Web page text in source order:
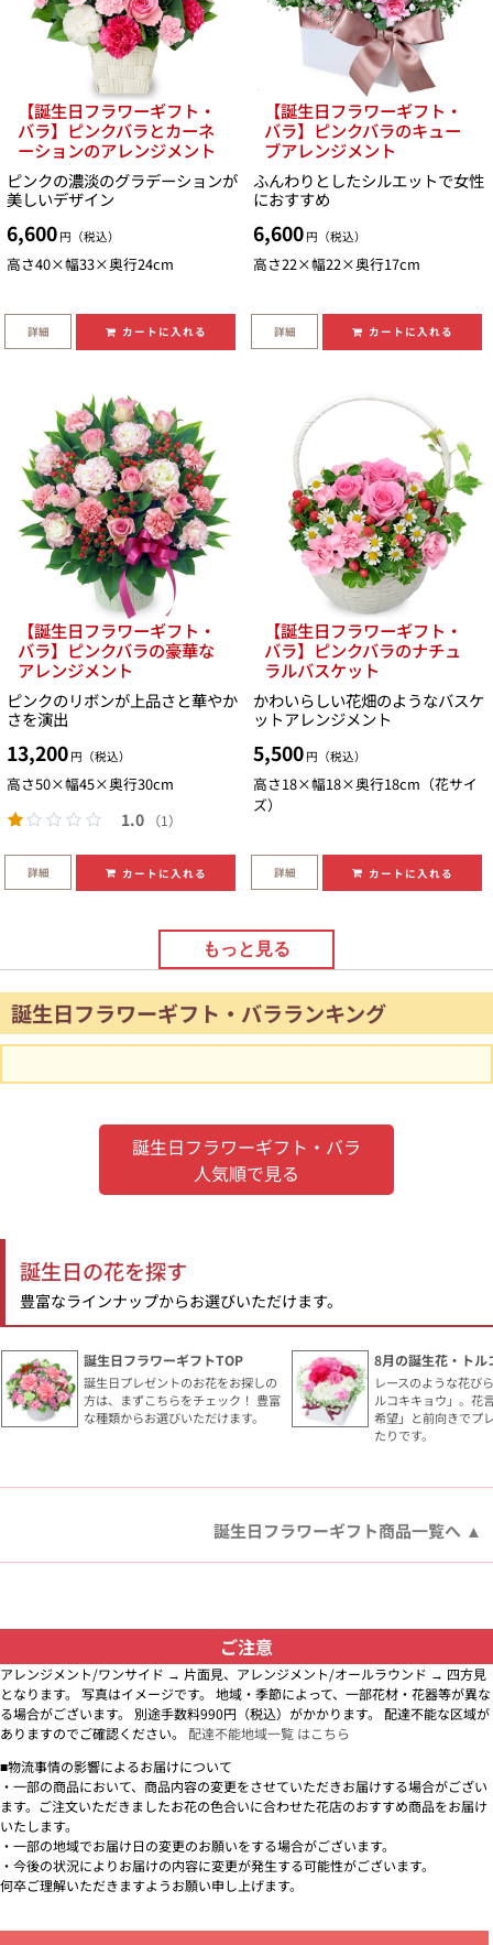
【誕生日フラワーギフト・
バラ】ピンクバラとカーネ
ーションのアレンジメント
ピンクの濃淡のグラデーションが
美しいデザイン
6,600 円（税込）
高さ40×幅33×奥行24cm
詳細 カートに入れる
【誕生日フラワーギフト・
バラ】ピンクバラのキュー
ブアレンジメント
ふんわりとしたシルエットで女性
におすすめ
6,600 円（税込）
高さ22×幅22×奥行17cm
詳細 カートに入れる
【誕生日フラワーギフト・
バラ】ピンクバラの豪華な
アレンジメント
ピンクのリボンが上品さと華やか
さを演出
13,200 円（税込）
高さ50×幅45×奥行30cm
1.0 （1）
詳細 カートに入れる
【誕生日フラワーギフト・
バラ】ピンクバラのナチュ
ラルバスケット
かわいらしい花畑のようなバスケ
ットアレンジメント
5,500 円（税込）
高さ18×幅18×奥行18cm（花サイ
ズ）
詳細 カートに入れる
もっと見る
誕生日フラワーギフト・バラランキング
誕生日フラワーギフト・バラ
人気順で見る
誕生日の花を探す
豊富なラインナップからお選びいただけます。
誕生日フラワーギフトTOP
誕生日プレゼントのお花をお探しの
方は、まずこちらをチェック！ 豊富
な種類からお選びいただけます。
8月の誕生花・トル
レースのような花び
ルコキキョウ」。花
希望」と前向きでプ
たりです。
誕生日フラワーギフト商品一覧へ
ご注意
アレンジメント/ワンサイド → 片面見、アレンジメント/オールラウンド → 四方見
となります。 写真はイメージです。 地域・季節によって、一部花材・花器等が異な
る場合がございます。 別途手数料990円（税込）がかかります。 配達不能な区域が
ありますのでご確認ください。 配達不能地域一覧 はこちら
■物流事情の影響によるお届けについて
・一部の商品において、商品内容の変更をさせていただきお届けする場合がござい
ます。ご注文いただきましたお花の色合いに合わせた花店のおすすめ商品をお届け
いたします。
・一部の地域でお届け日の変更のお願いをする場合がございます。
・今後の状況によりお届けの内容に変更が発生する可能性がございます。
何卒ご理解いただきますようお願い申し上げます。